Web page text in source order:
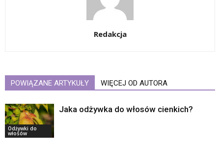
Redakcja
POWIĄZANE ARTYKUŁY WIĘCEJ OD AUTORA
Odżywki do
włosów
Jaka odżywka do włosów cienkich?